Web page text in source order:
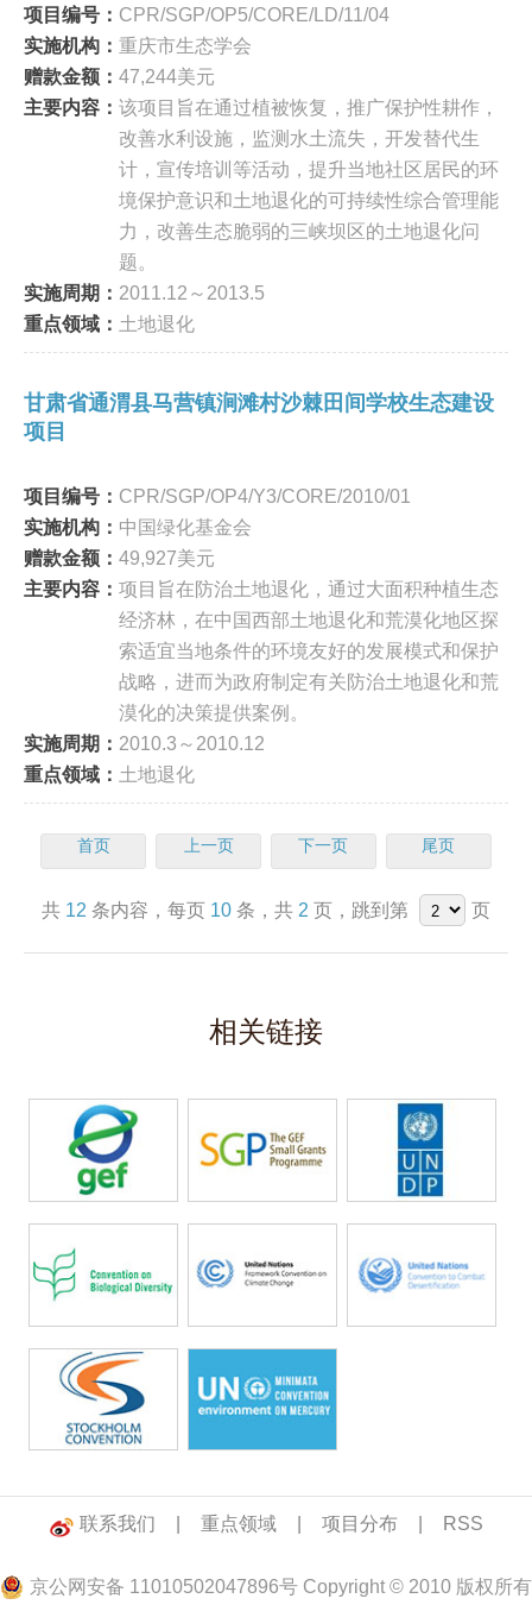
项目编号： CPR/SGP/OP5/CORE/LD/11/04
实施机构： 重庆市生态学会
赠款金额： 47,244美元
主要内容： 该项目旨在通过植被恢复，推广保护性耕作，
改善水利设施，监测水土流失，开发替代生
计，宣传培训等活动，提升当地社区居民的环
境保护意识和土地退化的可持续性综合管理能
力，改善生态脆弱的三峡坝区的土地退化问
题。
实施周期： 2011.12～2013.5
重点领域： 土地退化
甘肃省通渭县马营镇涧滩村沙棘田间学校生态建设
项目
项目编号： CPR/SGP/OP4/Y3/CORE/2010/01
实施机构： 中国绿化基金会
赠款金额： 49,927美元
主要内容： 项目旨在防治土地退化，通过大面积种植生态
经济林，在中国西部土地退化和荒漠化地区探
索适宜当地条件的环境友好的发展模式和保护
战略，进而为政府制定有关防治土地退化和荒
漠化的决策提供案例。
实施周期： 2010.3～2010.12
重点领域： 土地退化
首页 上一页 下一页 尾页
共 12 条内容，每页 10 条，共 2 页，跳到第 页
相关链接
联系我们 重点领域 项目分布 RSS
京公网安备 11010502047896号 Copyright © 2010 版权所有